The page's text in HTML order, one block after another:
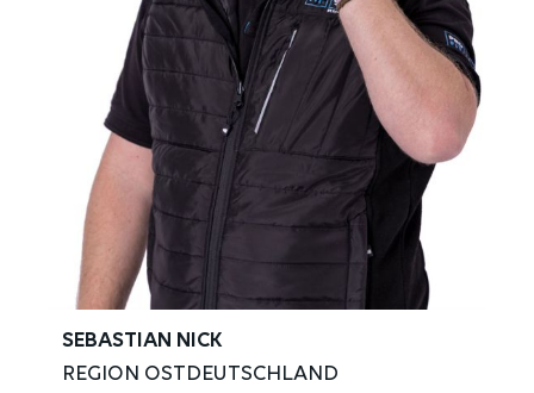
SEBASTIAN NICK
REGION OSTDEUTSCHLAND